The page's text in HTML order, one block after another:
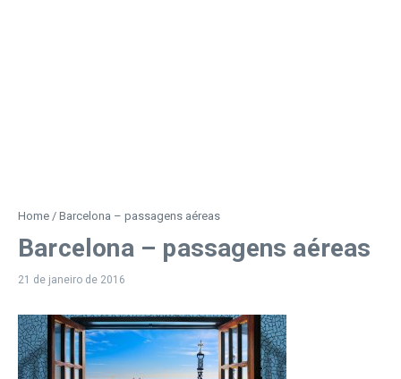
Home / Barcelona – passagens aéreas
Barcelona – passagens aéreas
21 de janeiro de 2016